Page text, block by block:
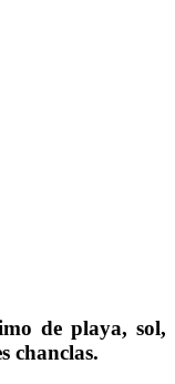
de playa, sol,
chanclas.